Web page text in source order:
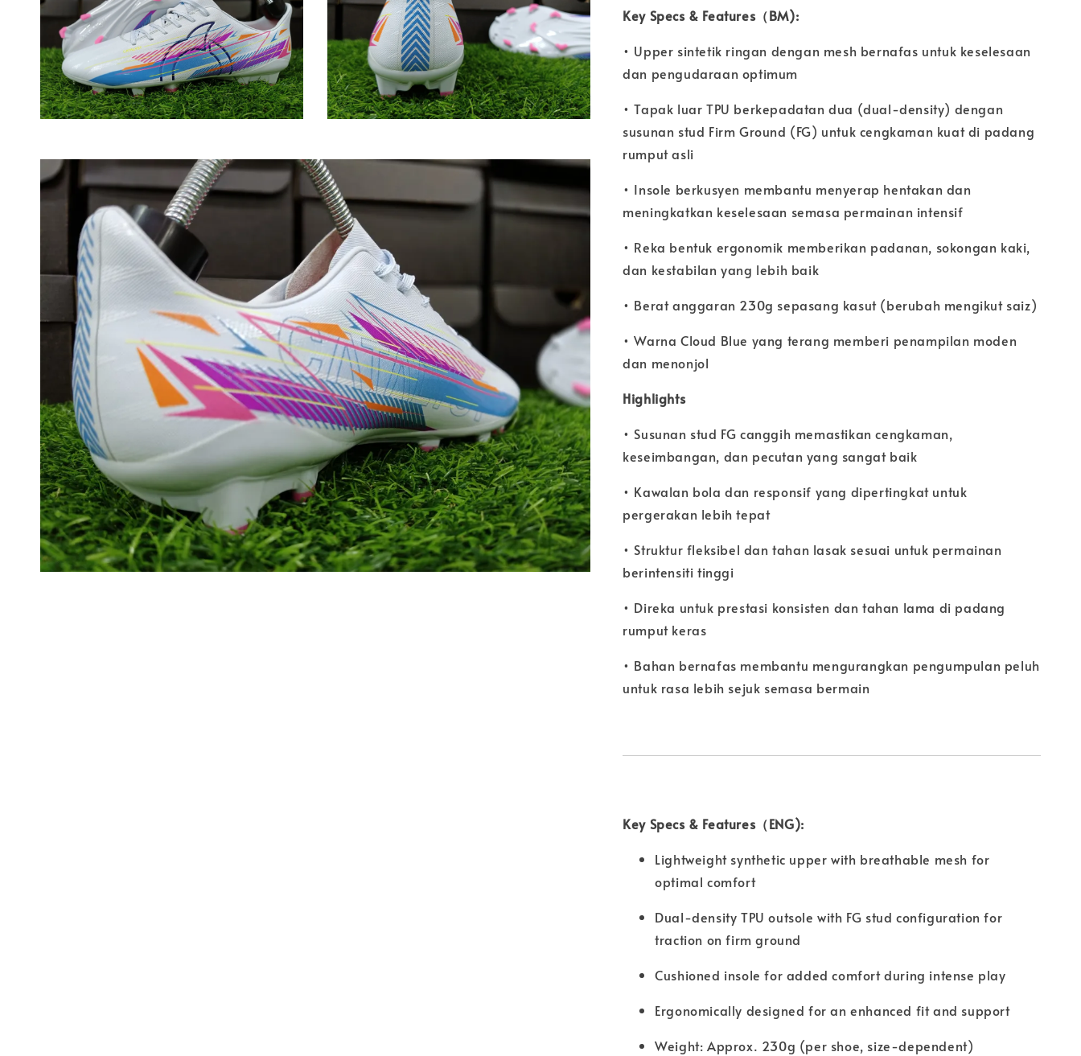
Key Specs & Features（BM):
• Upper sintetik ringan dengan mesh bernafas untuk keselesaan
dan pengudaraan optimum
• Tapak luar TPU berkepadatan dua (dual-density) dengan
susunan stud Firm Ground (FG) untuk cengkaman kuat di padang
rumput asli
• Insole berkusyen membantu menyerap hentakan dan
meningkatkan keselesaan semasa permainan intensif
• Reka bentuk ergonomik memberikan padanan, sokongan kaki,
dan kestabilan yang lebih baik
• Berat anggaran 230g sepasang kasut (berubah mengikut saiz)
• Warna Cloud Blue yang terang memberi penampilan moden
dan menonjol
Highlights
• Susunan stud FG canggih memastikan cengkaman,
keseimbangan, dan pecutan yang sangat baik
• Kawalan bola dan responsif yang dipertingkat untuk
pergerakan lebih tepat
• Struktur fleksibel dan tahan lasak sesuai untuk permainan
berintensiti tinggi
• Direka untuk prestasi konsisten dan tahan lama di padang
rumput keras
• Bahan bernafas membantu mengurangkan pengumpulan peluh
untuk rasa lebih sejuk semasa bermain
Key Specs & Features（ENG):
Lightweight synthetic upper with breathable mesh for
optimal comfort
Dual-density TPU outsole with FG stud configuration for
traction on firm ground
Cushioned insole for added comfort during intense play
Ergonomically designed for an enhanced fit and support
Weight: Approx. 230g (per shoe, size-dependent)